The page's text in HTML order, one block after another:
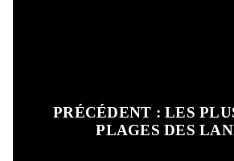
PRÉCÉDENT : LES
PLAGES DES